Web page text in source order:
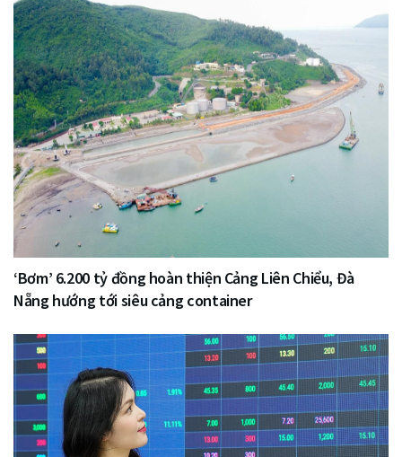
‘Bơm’ 6.200 tỷ đồng hoàn thiện Cảng Liên Chiểu, Đà
Nẵng hướng tới siêu cảng container